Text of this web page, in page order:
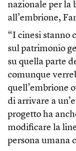
nazionale per la
all’embrione,
“I cinesi stanno
sul patrimonio
su quella parte
comunque
quell’embrione
di arrivare a
progetto ha
modificare la
persona umana